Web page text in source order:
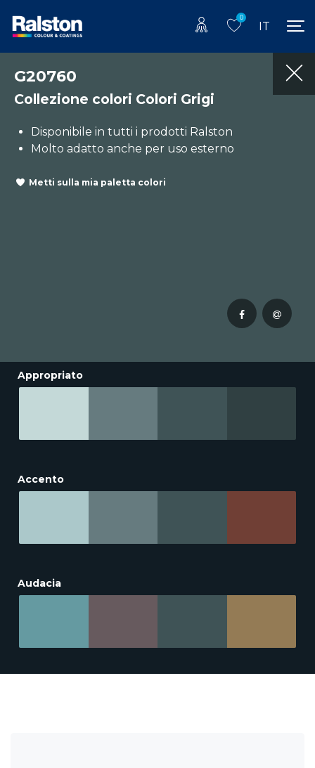
0
IT
G20760
Collezione colori Colori Grigi
Disponibile in tutti i prodotti Ralston
Molto adatto anche per uso esterno
Metti sulla mia paletta colori
Appropriato
Accento
Audacia